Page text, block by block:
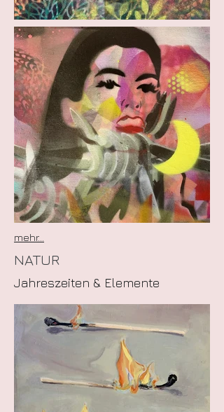
mehr...
NATUR
Jahreszeiten & Elemente